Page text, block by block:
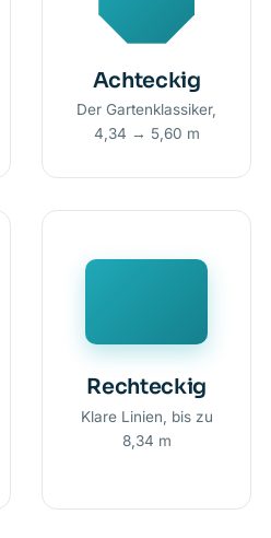
Achteckig
Der Gartenklassiker,
4,34 → 5,60 m
Rechteckig
Klare Linien, bis zu
8,34 m